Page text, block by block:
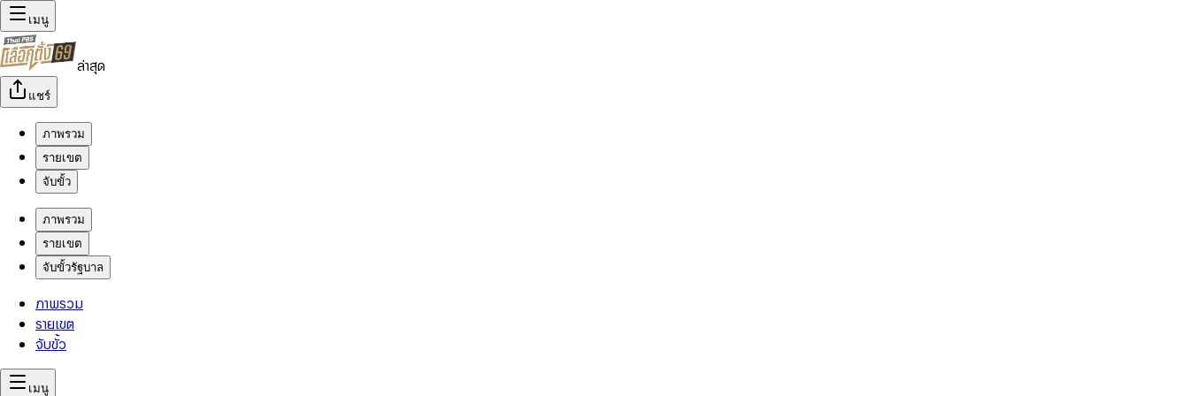
เมนู
ล่าสุด
แชร์
ภาพรวม
รายเขต
จับขั้ว
ภาพรวม
รายเขต
จับขั้วรัฐบาล
ภาพรวม
รายเขต
จับขั้ว
เมนู